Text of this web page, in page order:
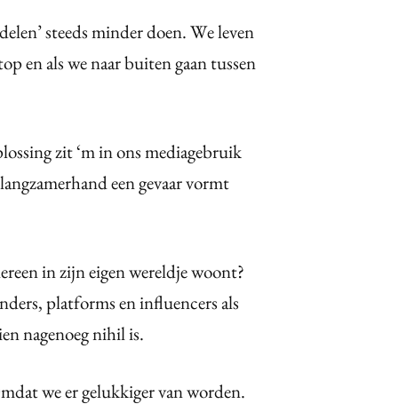
steeds minder doen. We leven
en als we naar buiten gaan tussen
zit ‘m in ons mediagebruik
een gevaar vormt
in zijn eigen wereldje woont?
platforms en influencers als
nagenoeg nihil is.
we er gelukkiger van worden.